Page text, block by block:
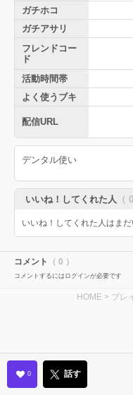
ガチホコ
ガチアサリ
フレンドコー
ド
活動時間帯
よく使うブキ
配信URL
デンタル使い
いいね！してくれた人 （
いいね！してくれた人はまだ
コメント （ 0 ）
コメントするにはログインが必要です
HOME > プレ
0 話す